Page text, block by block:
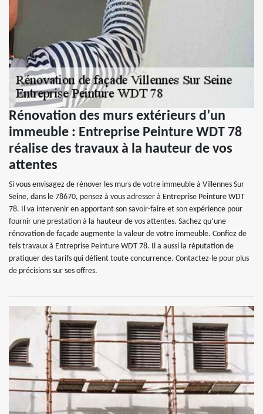
Rénovation des murs extérieurs d’un
immeuble : Entreprise Peinture WDT 78
réalise des travaux à la hauteur de vos
attentes
Si vous envisagez de rénover les murs de votre immeuble à Villennes Sur
Seine, dans le 78670, pensez à vous adresser à Entreprise Peinture WDT
78. Il va intervenir en apportant son savoir-faire et son expérience pour
fournir une prestation à la hauteur de vos attentes. Sachez qu’une
rénovation de façade augmente la valeur de votre immeuble. Confiez de
tels travaux à Entreprise Peinture WDT 78. Il a aussi la réputation de
pratiquer des tarifs qui défient toute concurrence. Contactez-le pour plus
de précisions sur ses offres.